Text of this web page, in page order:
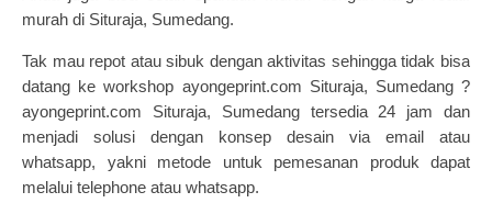
murah di Situraja, Sumedang.
Tak mau repot atau sibuk dengan aktivitas sehingga tidak bisa
datang ke workshop ayongeprint.com Situraja, Sumedang ?
ayongeprint.com Situraja, Sumedang tersedia 24 jam dan
menjadi solusi dengan konsep desain via email atau
whatsapp, yakni metode untuk pemesanan produk dapat
melalui telephone atau whatsapp.